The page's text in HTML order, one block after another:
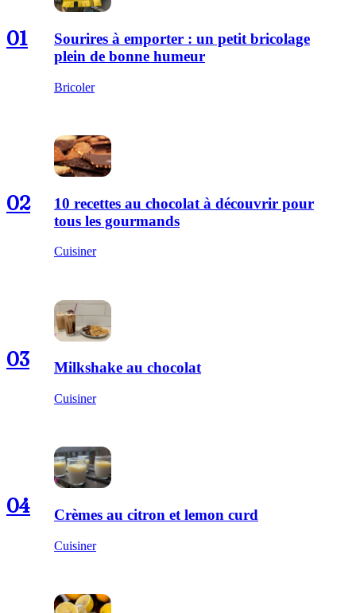
01
Sourires à emporter : un petit bricolage
plein de bonne humeur
Bricoler
02
10 recettes au chocolat à découvrir pour
tous les gourmands
Cuisiner
03 Milkshake au chocolat
Cuisiner
04 Crèmes au citron et lemon curd
Cuisiner